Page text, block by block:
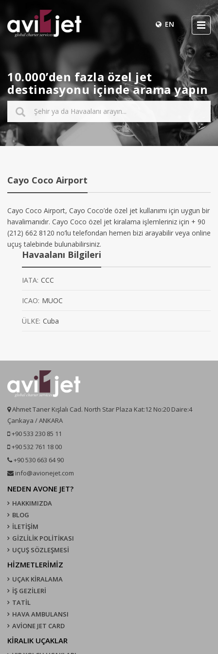
EN
10.000’den fazla özel jet
destinasyonu içinde arama yapın
Cayo Coco Airport
Cayo Coco Airport, Cayo Coco’de özel jet kullanımı için uygun bir
havalimanıdır. Cayo Coco özel jet kiralama işlemleriniz için + 90
(212) 662 8120 no’lu telefondan hemen bizi arayabilir veya online
uçuş talebinde bulunabilirsiniz.
Havaalanı Bilgileri
IATA: CCC
ICAO: MUOC
ÜLKE: Cuba
Ahmet Taner Kışlalı Cad. North Star Plaza Kat:12 No:20 Daire:4
Çankaya / ANKARA
+90 533 230 85 11
+90 532 761 18 00
+90 530 663 64 90
info@avionejet.com
NEDEN AVONE JET?
HAKKIMIZDA
BLOG
İLETİŞİM
GİZLİLİK POLİTİKASI
UÇUŞ SÖZLEŞMESI
HİZMETLERİMİZ
UÇAK KIRALAMA
İŞ GEZİLERİ
TATİL
HAVA AMBULANSI
AVİONE JET CARD
KIRALIK UÇAKLAR